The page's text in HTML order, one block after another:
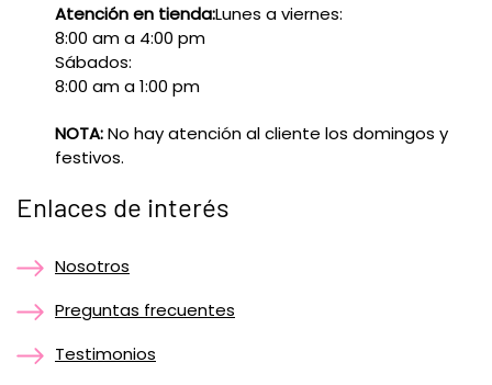
Atención en tienda:Lunes a viernes:
8:00 am a 4:00 pm
Sábados:
8:00 am a 1:00 pm
NOTA:No hay atención al cliente los domingos y
festivos.
Enlaces de interés
Nosotros
Preguntas frecuentes
Testimonios